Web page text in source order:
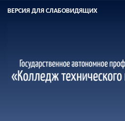
ВЕРСИЯ ДЛЯ СЛАБОВИДЯЩИХ